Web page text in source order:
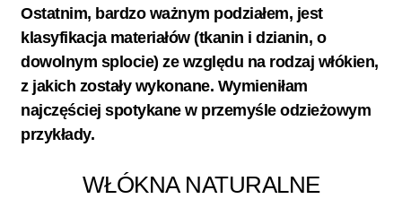
Ostatnim, bardzo ważnym podziałem, jest
klasyfikacja materiałów (tkanin i dzianin, o
dowolnym splocie) ze względu na rodzaj włókien,
z jakich zostały wykonane. Wymieniłam
najczęściej spotykane w przemyśle odzieżowym
przykłady.
WŁÓKNA NATURALNE